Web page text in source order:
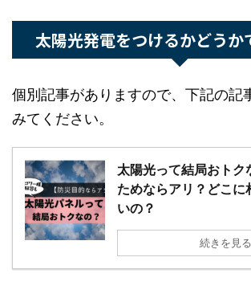
太陽光発電をつけるかどうか
個別記事がありますので、下記の記
てみてください。
太陽光って結局おトク
ためならアリ？どこに
いの？
続きを見る